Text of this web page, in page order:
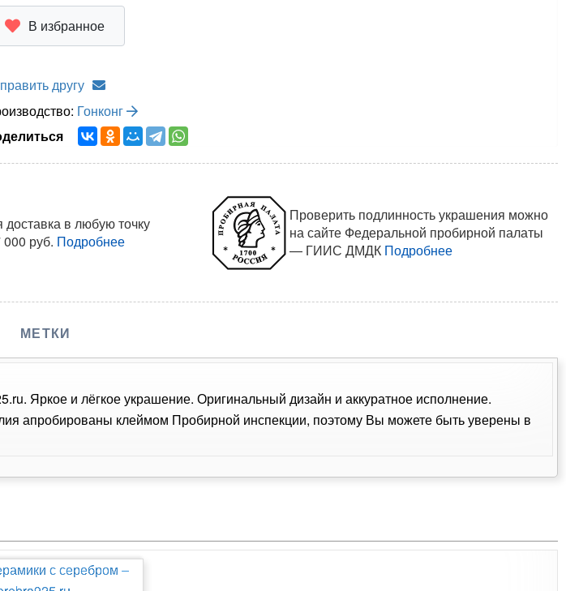
В избранное
другу
Гонконг
доставка в любую точку
000 руб. Подробнее
Проверить подлинность украшения можно
на сайте Федеральной пробирной палаты
— ГИИС ДМДК Подробнее
МЕТКИ
Яркое и лёгкое украшение. Оригинальный дизайн и аккуратное исполнение.
апробированы клеймом Пробирной инспекции, поэтому Вы можете быть уверены в